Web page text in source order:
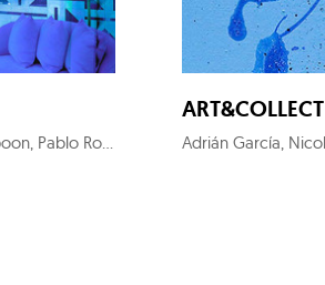
Add Fuel, Malgosia Jankowska, Francesca Poza, Samuel Salcedo, Chamnan Chongpaiboon, Pablo Rodríguez, Raquel Algaba, Mónica Castanys, Ana Alcaraz, Diego Benéitez, Anbel, Iván Prieto, Anita Suárez de Lezo, Artigasplanas, Juan Pérez Lodo, Patrik Grijalvo, Debbie Reda, Juan Genovés, Emeka Udemba
ART&COLLECT